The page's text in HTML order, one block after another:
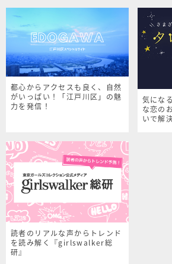
都心からアクセスも良く、自然
がいっぱい！「江戸川区」の魅
力を発信！
気にな
な恋の
いで解
読者のリアルな声からトレンド
を読み解く『girlswalker総
研』